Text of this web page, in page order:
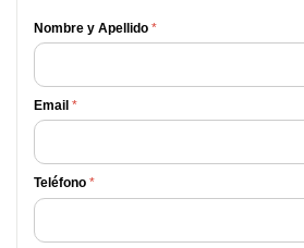
Nombre y Apellido *
Email *
Teléfono *